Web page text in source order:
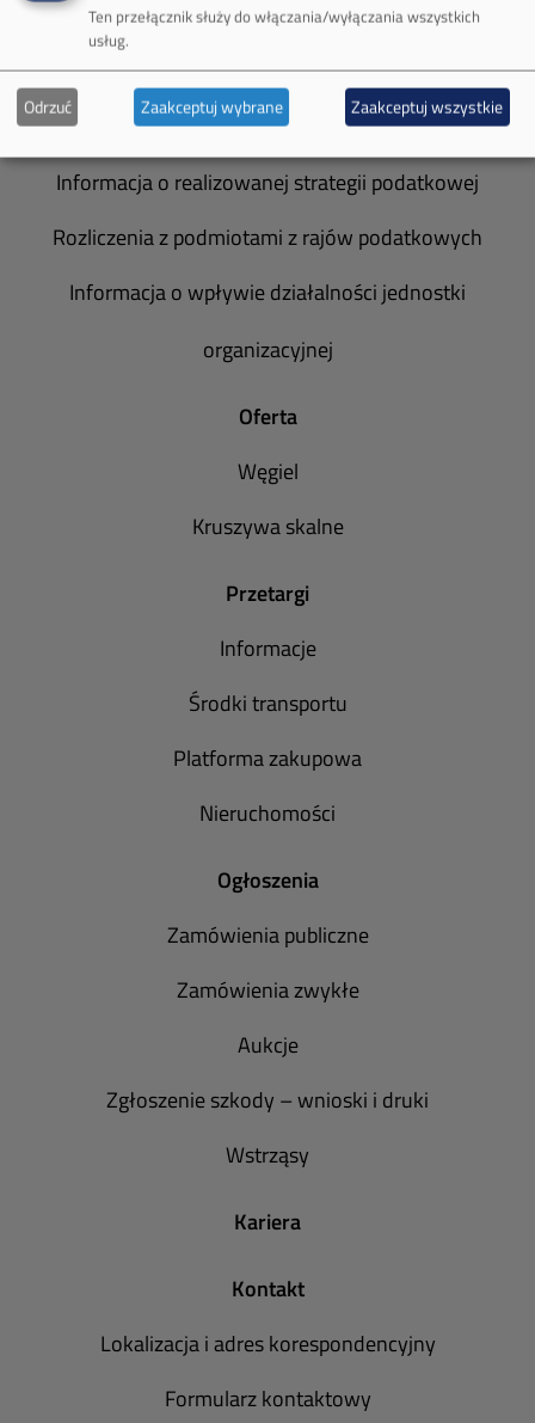
Zakład Górniczy Janina
Zakład Górniczy Sobieski
Galeria zdjęć
Informacja o realizowanej strategii podatkowej
Rozliczenia z podmiotami z rajów podatkowych
Informacja o wpływie działalności jednostki
organizacyjnej
Oferta
Węgiel
Kruszywa skalne
Przetargi
Informacje
Środki transportu
Platforma zakupowa
Nieruchomości
Ogłoszenia
Zamówienia publiczne
Zamówienia zwykłe
Aukcje
Zgłoszenie szkody – wnioski i druki
Wstrząsy
Kariera
Kontakt
Lokalizacja i adres korespondencyjny
Formularz kontaktowy
Ten przełącznik służy do włączania/wyłączania wszystkich
usług.
Odrzuć Zaakceptuj wybrane Zaakceptuj wszystkie